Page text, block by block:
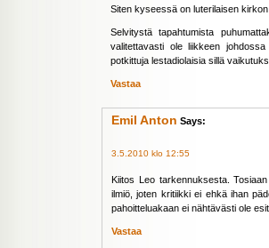
Siten kyseessä on luterilaisen
Selvitystä tapahtumista
valitettavasti ole liikkeen
potkittuja lestadiolaisia sillä
Vastaa
Emil Anton Says:
3.5.2010 klo 12:55
Kiitos Leo tarkennuksesta.
ilmiö, joten kritiikki ei ehkä ihan
pahoitteluakaan ei nähtävästi ole
Vastaa